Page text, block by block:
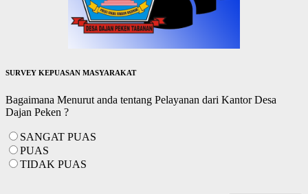
SURVEY KEPUASAN MASYARAKAT
Bagaimana Menurut anda tentang Pelayanan dari Kantor Desa
Dajan Peken ?
SANGAT PUAS
PUAS
TIDAK PUAS